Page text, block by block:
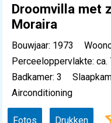
Droomvilla met
Moraira
Bouwjaar: 1973
Perceeloppervlakte: ca.
Badkamer: 3
Airconditioning
Fotos Drukken